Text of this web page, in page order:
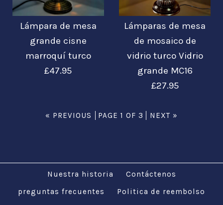
Más detalles →
Imágenes / /3 /5
Luz de lámpara
marroquí turca
Auténtica mesa de
escritorio de vidrio
probada
£23.95
Lámparas de mesa
de mosaico de
vidrio turco Vidrio
grande MC10
£47.95 £29.89
Más detalles →
Lámpara de mesa
grande cisne
marroquí turco
£47.95
Imágenes / /2 /3
Lámparas de mesa
de mosaico de
vidrio turco Vidrio
grande MC16
£27.95
« PREVIOUS PAGE 1 OF 3 NEXT »
Nuestra historia
Contáctenos
preguntas frecuentes
Politica de reembolso